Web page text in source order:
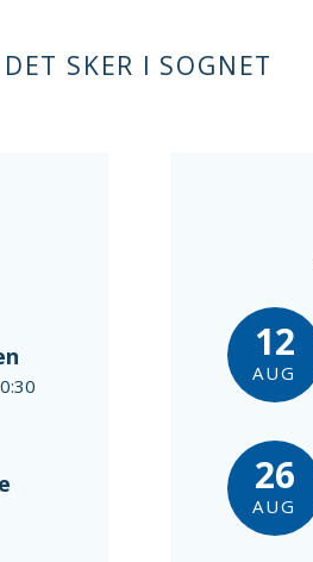
DET SKER I SOGNET
12
AUG
26
AUG